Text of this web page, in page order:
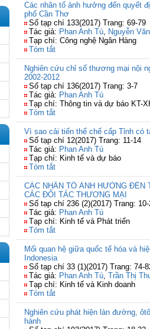
Các nhân tố ảnh hưởng đến quyết
phố Cần Thơ
Số tạp chí 133(2017) Trang: 69-79
Tác giả: Phan Anh Tú, Nguyễn
Tạp chí: Công nghệ Ngân Hàng
Tóm tắt
Nghiên cứu chỉ số thương mại nội
2002-2012
Số tạp chí 136(2017) Trang: 3-7
Tác giả: Phan Anh Tú
Tạp chí: Thông tin và dự báo KT-
Tóm tắt
Vì sao cải tiến thể chế cấp Tỉnh có
Số tạp chí 12(2017) Trang: 11-14
Tác giả: Phan Anh Tú
Tạp chí: Kinh tế và dự báo
Tóm tắt
CÁC NHÂN TỐ ẢNH HƯỞNG
CÁC ĐỐI TÁC THƯƠNG MẠI
Số tạp chí 236 (2)(2017) Trang: 10-
Tác giả: Phan Anh Tú
Tạp chí: Kinh tế và Phát triển
Tóm tắt
Mối quan hệ giữa quốc tế hóa và
Indonesia
Số tạp chí 33 (1)(2017) Trang: 74-
Tác giả: Phan Anh Tú, Trần Thị
Tạp chí: Kinh tế và Kinh doanh
Tóm tắt
Nghiên cứu phát hiện làn đường,
hành